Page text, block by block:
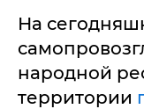
На
народной
территории